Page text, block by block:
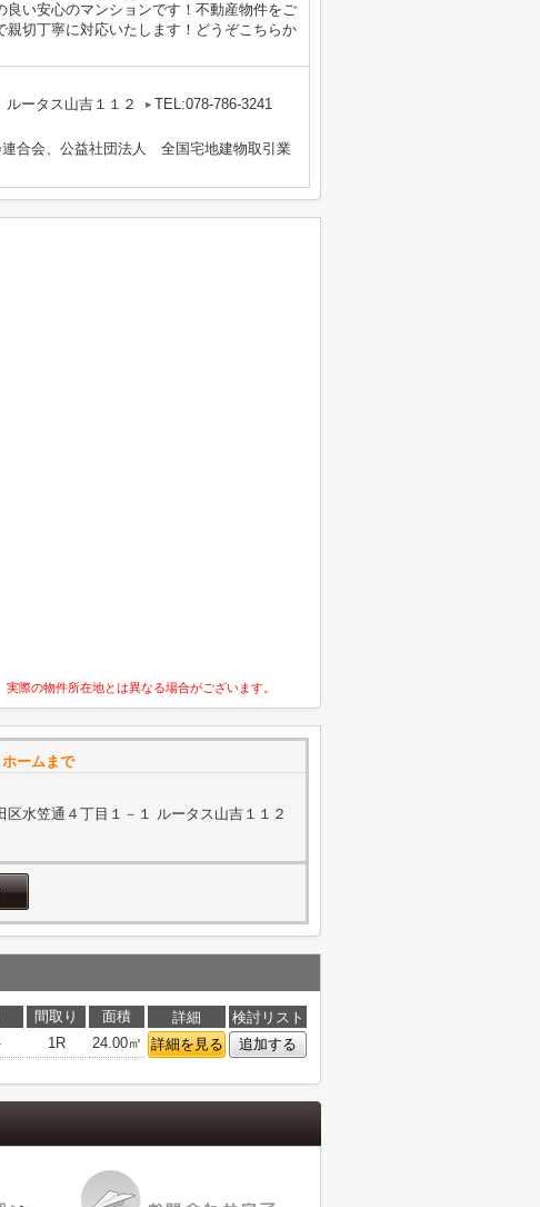
い安心のマンションです！不動産物件をご
切丁寧に対応いたします！どうぞこちらか
ータス山吉１１２
TEL:078-786-3241
合会、公益社団法人 全国宅地建物取引業
際の物件所在地とは異なる場合がございます。
ームまで
区水笠通４丁目１－１ ルータス山吉１１２
間取り 面積 詳細
検討リスト
1R 24.00㎡ 詳細を見る 追加する